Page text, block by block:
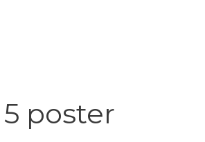
poster